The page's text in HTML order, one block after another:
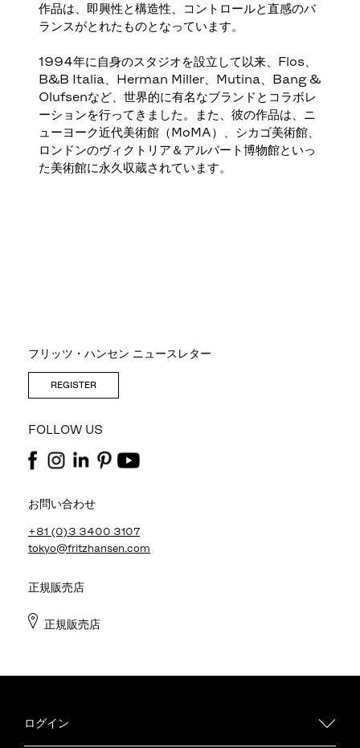
作品は、即興性と構造性、コントロールと直感のバ
ランスがとれたものとなっています。
1994年に自身のスタジオを設立して以来、Flos、
B&B Italia、Herman Miller、Mutina、Bang &
Olufsenなど、世界的に有名なブランドとコラボレ
ーションを行ってきました。また、彼の作品は、ニ
ューヨーク近代美術館（MoMA）、シカゴ美術館、
ロンドンのヴィクトリア＆アルバート博物館といっ
た美術館に永久収蔵されています。
フリッツ・ハンセン ニュースレター
REGISTER
FOLLOW US
お問い合わせ
+81 (0)3 3400 3107
tokyo@fritzhansen.com
正規販売店
正規販売店
ログイン